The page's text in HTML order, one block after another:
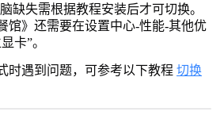
缺失需根据教程安装后才可切换。
馆》还需要在设置中心-性能-其他优
卡”。
时遇到问题，可参考以下教程 切换